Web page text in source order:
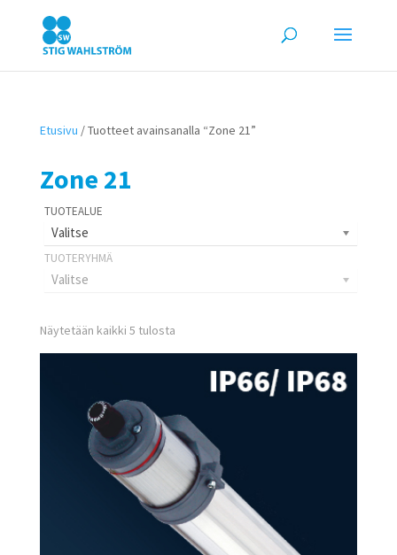
Etusivu / Tuotteet avainsanalla “Zone 21”
Zone 21
Valitse
Valitse
Näytetään kaikki 5 tulosta